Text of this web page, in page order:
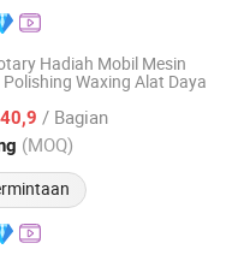
Hadiah Mobil Mesin
Waxing Alat Daya
/ Bagian
(MOQ)
mulai 2018